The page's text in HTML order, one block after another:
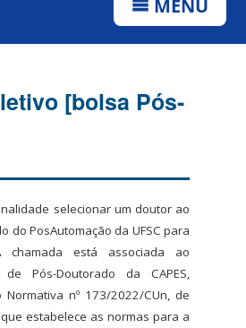
MENU
[bolsa Pós-
selecionar um doutor ao
do PosAutomação da UFSC para
está associada ao
Pós-Doutorado da CAPES,
nº 173/2022/CUn, de
estabelece as normas para a